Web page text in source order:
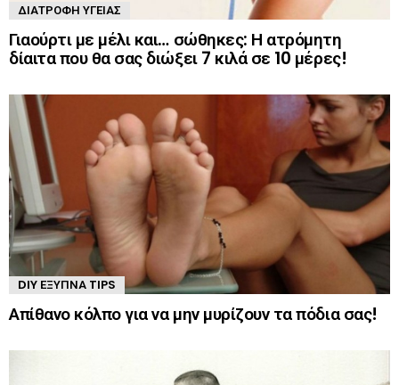
ΔΙΑΤΡΟΦΉ ΥΓΕΊΑΣ
Γιαούρτι με μέλι και… σώθηκες: Η ατρόμητη
δίαιτα που θα σας διώξει 7 κιλά σε 10 μέρες!
DIY ΈΞΥΠΝΑ TIPS
Απίθανο κόλπο για να μην μυρίζουν τα πόδια σας!